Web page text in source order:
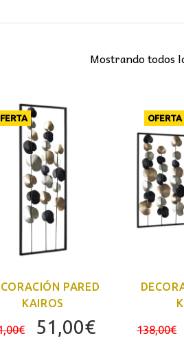
Mostrando todos
PARED
KAIROS
€
El
51,00€El
OFERTA
138,00€